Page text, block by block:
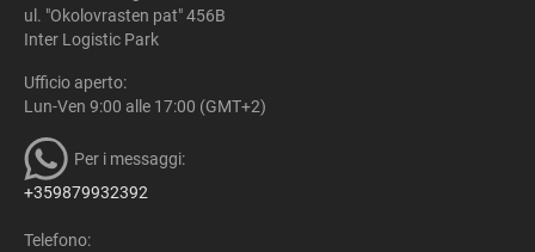
ul. "Okolovrasten pat" 456B
Inter Logistic Park
Ufficio aperto:
Lun-Ven 9:00 alle 17:00 (GMT+2)
Per i messaggi:
+359879932392
Telefono: